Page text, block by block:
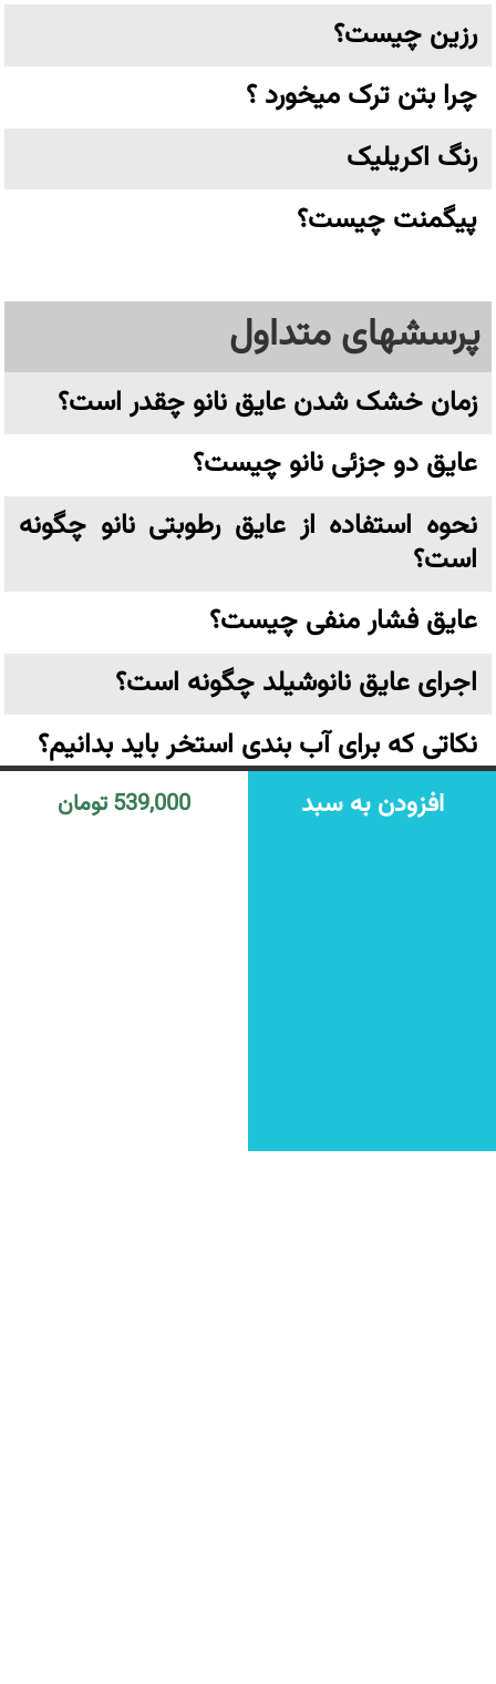
539,000 تومان افزودن به سبد
رزین چیست؟
چرا بتن ترک میخورد ؟
رنگ اکریلیک
پیگمنت چیست؟
پرسشهای متداول
زمان خشک شدن عایق نانو چقدر است؟
عایق دو جزئی نانو چیست؟
نحوه استفاده از عایق رطوبتی نانو چگونه
است؟
عایق فشار منفی چیست؟
اجرای عایق نانوشیلد چگونه است؟
نکاتی که برای آب بندی استخر باید بدانیم؟
چگونه سرویس بهداشتی را آب بندی کنیم؟
پلاک ۶ واحد ۳ طبقه اول